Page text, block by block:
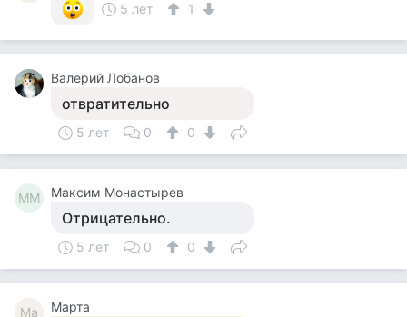
5 лет
1
Валерий Лобанов
отвратительно
5 лет 0 0
ММ Максим Монастырев
Отрицательно.
5 лет 0 0
Ма Марта